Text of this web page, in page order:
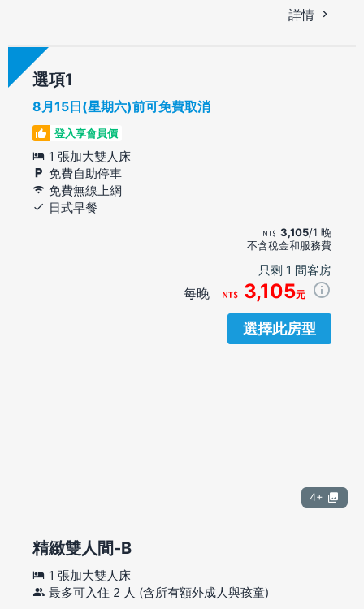
詳情
選項
8月15日(星期六)前可免費取消
登入享會員價
1 張加大雙人床
免費自助停車
免費無線上網
日式早餐
3,105/1 晚
不含稅金和服務費
只剩 1 間客房
每晚 3,105元
選擇此房型
4+
精緻雙人間-B
1 張加大雙人床
最多可入住 2 人 (含所有額外成人與孩童)